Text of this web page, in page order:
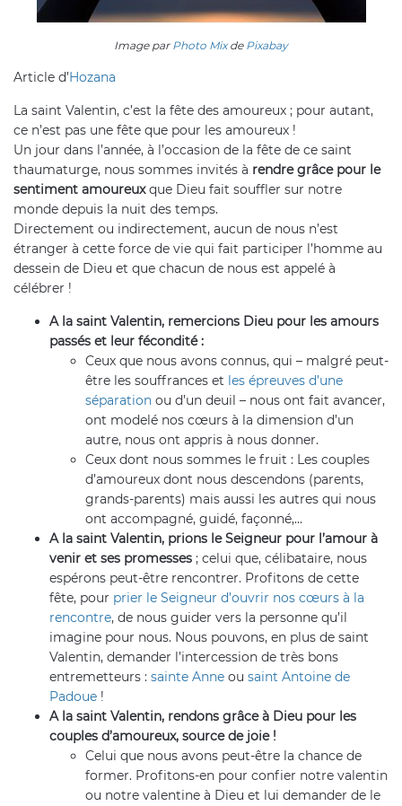
Image par Photo Mixde Pixabay
Article d’Hozana
La saint Valentin, c’est la fête des amoureux ; pour autant,
ce n’est pas une fête que pour les amoureux !
Un jour dans l’année, à l’occasion de la fête de ce saint
thaumaturge, nous sommes invités à rendre grâce pour le
sentiment amoureuxque Dieu fait souffler sur notre
monde depuis la nuit des temps.
Directement ou indirectement, aucun de nous n’est
étranger à cette force de vie qui fait participer l’homme au
dessein de Dieu et que chacun de nous est appelé à
célébrer !
A la saint Valentin, remercions Dieu pour les amours
passés et leur fécondité :
Ceux que nous avons connus, qui – malgré peut-
être les souffrances et les épreuves d’une
séparation ou d’un deuil – nous ont fait avancer,
ont modelé nos cœurs à la dimension d’un
autre, nous ont appris à nous donner.
Ceux dont nous sommes le fruit : Les couples
d’amoureux dont nous descendons (parents,
grands-parents) mais aussi les autres qui nous
ont accompagné, guidé, façonné,…
A la saint Valentin, prions le Seigneur pour l’amour à
venir et ses promesses ; celui que, célibataire, nous
espérons peut-être rencontrer. Profitons de cette
fête, pour prier le Seigneur d’ouvrir nos cœurs à la
rencontre, de nous guider vers la personne qu’il
imagine pour nous. Nous pouvons, en plus de saint
Valentin, demander l’intercession de très bons
entremetteurs : sainte Anne ou saint Antoine de
Padoue !
A la saint Valentin, rendons grâce à Dieu pour les
couples d’amoureux, source de joie !
Celui que nous avons peut-être la chance de
former. Profitons-en pour confier notre valentin
ou notre valentine à Dieu et lui demander de le